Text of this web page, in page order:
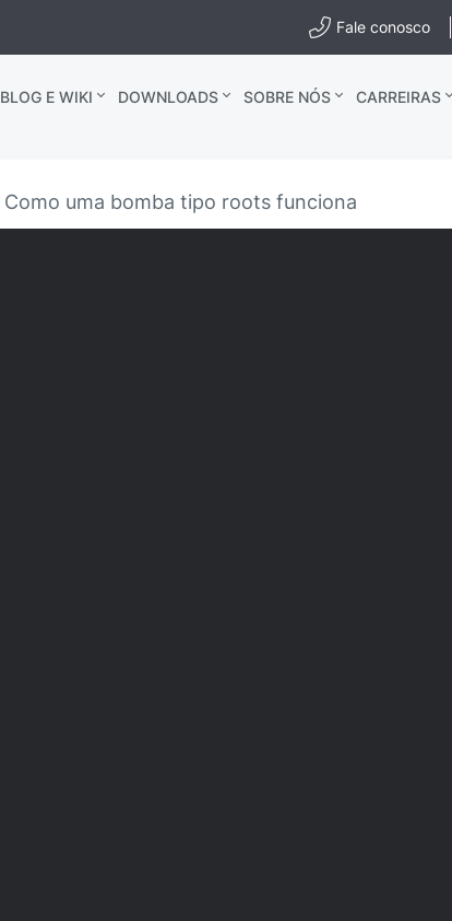
Fale conosco
BLOG E WIKI DOWNLOADS SOBRE NÓS
CARREIRAS
Como uma bomba tipo roots funciona